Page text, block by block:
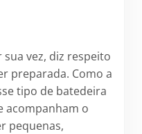
vez, diz respeito
preparada. Como a
tipo de batedeira
acompanham o
pequenas,